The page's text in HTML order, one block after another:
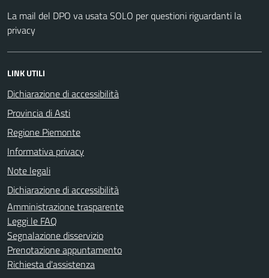
La mail del DPO va usata SOLO per questioni riguardanti la
privacy
LINK UTILI
Dichiarazione di accessibilità
Provincia di Asti
Regione Piemonte
Informativa privacy
Note legali
Dichiarazione di accessibilità
Amministrazione trasparente
Leggi le FAQ
Segnalazione disservizio
Prenotazione appuntamento
Richiesta d'assistenza